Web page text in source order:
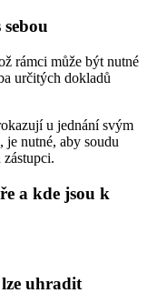
rámci může být nutné
určitých dokladů
u jednání svým
je nutné, aby soudu
a kde jsou k
uhradit